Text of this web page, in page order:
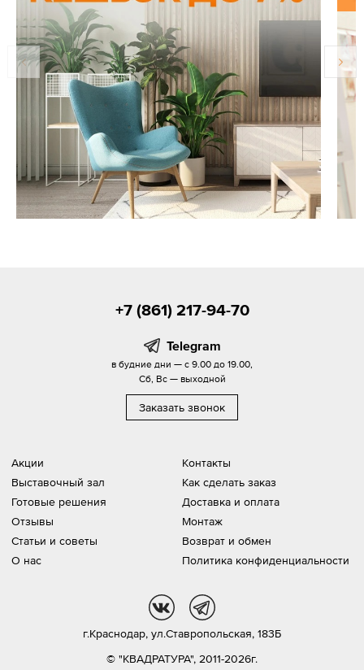
Акции
Выставочный зал
Готовые решения
Отзывы
Статьи и советы
О нас
Контакты
Как сделать заказ
Доставка и оплата
Монтаж
Возврат и обмен
Политика конфиденциальности
+7 (861) 217-94-70
Telegram
в будние дни — с 9.00 до 19.00,
Сб, Вс — выходной
Заказать звонок
© "КВАДРАТУРА", 2011-2026г.
г.Краснодар, ул.Ставропольская, 183Б
vk